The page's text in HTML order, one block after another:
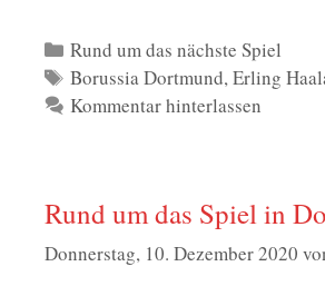
Kategorien
Rund um das nächste Spiel
Schlagwörter
Borussia Dortmund,Erling
Kommentar hinterlassen
Rund um das Spiel in
Donnerstag, 10. Dezember 2020